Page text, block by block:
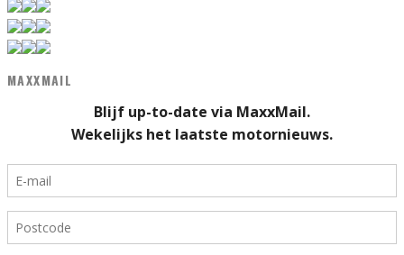
MAXXMAIL